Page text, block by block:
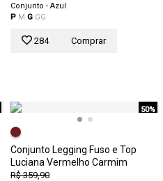
Conjunto - Azul
P M G GG
284 Comprar
50%
Conjunto Legging Fuso e Top
Luciana Vermelho Carmim
R$ 359,90